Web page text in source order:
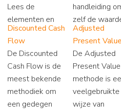
Lees de
elementen en
bepaal uw eigen
waarde!
handleiding
zelf de
van uw
webwinkel te
berekenen.
GRATIS tips
accurate
Discounted Cash
Flow
De Discounted
Cash Flow is de
meest bekende
methodiek om
een gedegen
Adjusted
Present Value
De Adjusted
Present Value
methode is
veelgebruikte
wijze van